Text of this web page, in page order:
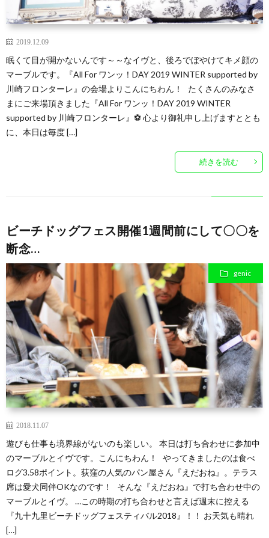
2019.12.09
眠くて目が開かないんです～～なイヴと、後ろでぼやけてキメ顔の
マーブルです。『All For ワンッ！DAY 2019 WINTER supported by
川崎フロンターレ』の会場よりこんにちわん！ たくさんのみなさ
まにご来場頂きました『All For ワンッ！DAY 2019 WINTER
supported by 川崎フロンターレ』⚽ 心より御礼申し上げますととも
に、本日は毎度 […]
続きを読む
ビーチドッグフェス開催1週間前にして〇〇を
断念…
genic
2018.11.07
遊びも仕事も境界線がないのも楽しい。 本日は打ち合わせに参加中
のマーブルとイヴです。こんにちわん！ やってきましたのは食べ
ログ3.58ポイント。荻窪の人気のパン屋さん『えだおね』。テラス
席は愛犬同伴OKなのです！ そんな『えだおね』で打ち合わせ中の
マーブルとイヴ。 …この時期の打ち合わせと言えば週末に控える
『九十九里ビーチドッグフェスティバル2018』！！ お天気も晴れ
[…]